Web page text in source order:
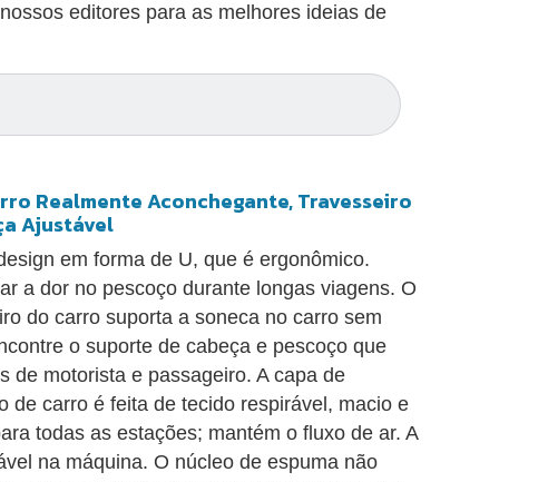
editores para as melhores ideias de
Realmente Aconchegante, Travesseiro
Ajustável
em forma de U, que é ergonômico.
a dor no pescoço durante longas viagens. O
do carro suporta a soneca no carro sem
o suporte de cabeça e pescoço que
de motorista e passageiro. A capa de
de carro é feita de tecido respirável, macio e
todas as estações; mantém o fluxo de ar. A
na máquina. O núcleo de espuma não